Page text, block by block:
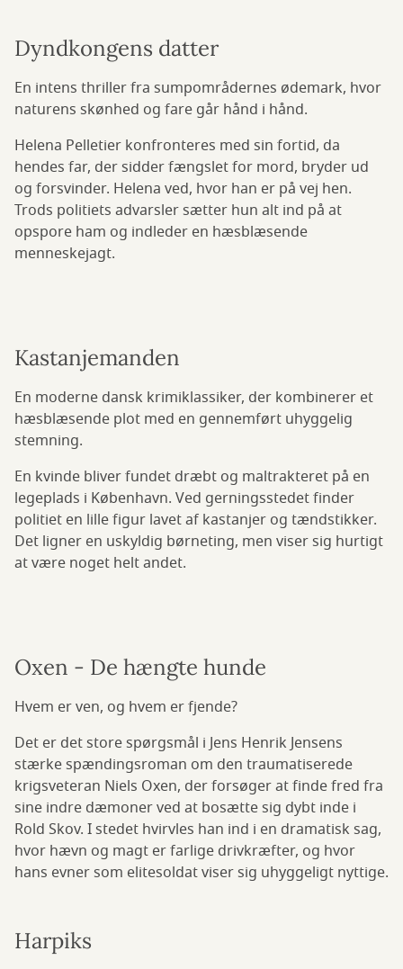
Dyndkongens datter
En intens thriller fra sumpområdernes ødemark, hvor
naturens skønhed og fare går hånd i hånd.
Helena Pelletier konfronteres med sin fortid, da
hendes far, der sidder fængslet for mord, bryder ud
og forsvinder. Helena ved, hvor han er på vej hen.
Trods politiets advarsler sætter hun alt ind på at
opspore ham og indleder en hæsblæsende
menneskejagt.
Kastanjemanden
En moderne dansk krimiklassiker, der kombinerer et
hæsblæsende plot med en gennemført uhyggelig
stemning.
En kvinde bliver fundet dræbt og maltrakteret på en
legeplads i København. Ved gerningsstedet finder
politiet en lille figur lavet af kastanjer og tændstikker.
Det ligner en uskyldig børneting, men viser sig hurtigt
at være noget helt andet.
Oxen - De hængte hunde
Hvem er ven, og hvem er fjende?
Det er det store spørgsmål i Jens Henrik Jensens
stærke spændingsroman om den traumatiserede
krigsveteran Niels Oxen, der forsøger at finde fred fra
sine indre dæmoner ved at bosætte sig dybt inde i
Rold Skov. I stedet hvirvles han ind i en dramatisk sag,
hvor hævn og magt er farlige drivkræfter, og hvor
hans evner som elitesoldat viser sig uhyggeligt nyttige.
Harpiks